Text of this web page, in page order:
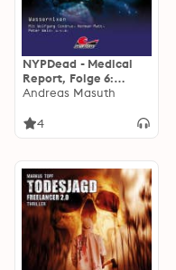
NYPDead - Medical
Report, Folge 6:
Wassernixen
Andreas Masuth
4